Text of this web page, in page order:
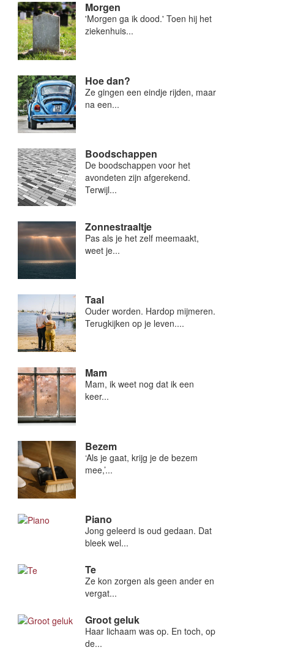
Morgen
'Morgen ga ik dood.' Toen hij het
ziekenhuis...
Hoe dan?
Ze gingen een eindje rijden, maar
na een...
Boodschappen
De boodschappen voor het
avondeten zijn afgerekend.
Terwijl...
Zonnestraaltje
Pas als je het zelf meemaakt,
weet je...
Taal
Ouder worden. Hardop mijmeren.
Terugkijken op je leven....
Mam
Mam, ik weet nog dat ik een
keer...
Bezem
‘Als je gaat, krijg je de bezem
mee,’...
Piano
Jong geleerd is oud gedaan. Dat
bleek wel...
Te
Ze kon zorgen als geen ander en
vergat...
Groot geluk
Haar lichaam was op. En toch, op
de...